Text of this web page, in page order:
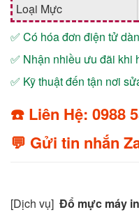
Loại Mực
✅ Có hóa đơn điện tử
✅ Nhận nhiều ưu đãi khi
✅ Kỹ thuật đến tận nơi
☎️ Liên Hệ: 0988
💬 Gửi tin nhắn
[Dịch vụ] Đổ mực máy